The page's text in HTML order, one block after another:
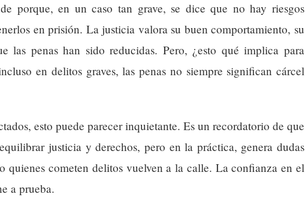
porque, en un caso tan grave, se dice que no hay riesgos
en prisión. La justicia valora su buen comportamiento, su
las penas han sido reducidas. Pero, ¿esto qué implica para
en delitos graves, las penas no siempre significan cárcel
esto puede parecer inquietante. Es un recordatorio de que
justicia y derechos, pero en la práctica, genera dudas
quienes cometen delitos vuelven a la calle. La confianza en el
a prueba.